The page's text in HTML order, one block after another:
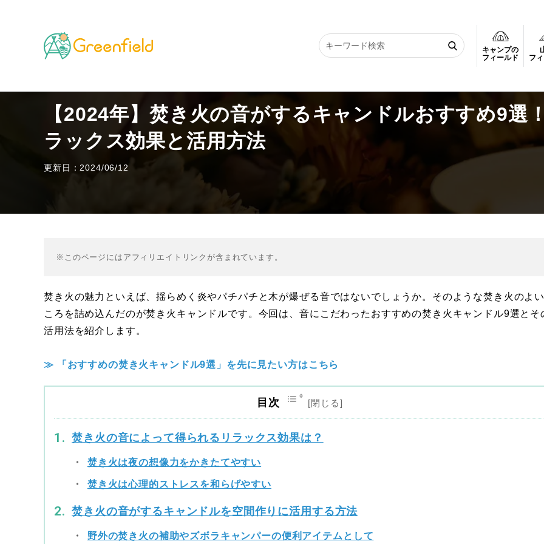
キャンプの
フィールド
フ
TOP 遊びに関する知識 【2024年】焚き火の音がするキャンドルおすすめ9選！リラックス効果と活用方法
【2024年】焚き火の音がするキャンドルおすすめ9選
ラックス効果と活用方法
更新日：2024/06/12
※このページにはアフィリエイトリンクが含まれています。
焚き火の魅力といえば、揺らめく炎やパチパチと木が爆ぜる音ではないでしょうか。そのような焚き火のよ
ころを詰め込んだのが焚き火キャンドルです。今回は、音にこだわったおすすめの焚き火キャンドル9選とそ
活用法を紹介します。
≫ 「おすすめの焚き火キャンドル9選」を先に見たい方はこちら
目次
焚き火の音によって得られるリラックス効果は？
焚き火は夜の想像力をかきたてやすい
焚き火は心理的ストレスを和らげやすい
焚き火の音がするキャンドルを空間作りに活用する方法
野外の焚き火の補助やズボラキャンパーの便利アイテムとして